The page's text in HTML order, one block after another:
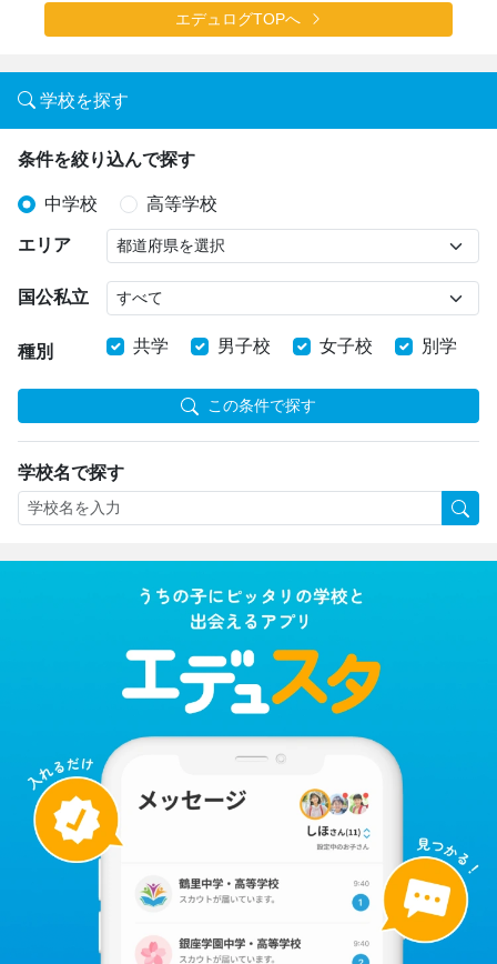
エデュログTOPへ
学校を探す
条件を絞り込んで探す
中学校 高等学校
エリア
国公私立
種別 共学 男子校 女子校 別学
この条件で探す
学校名で探す